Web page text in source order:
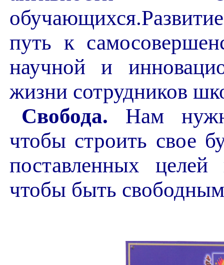
путь к
научной и
жизни сотрудников
Свобода.
Нам
чтобы строить свое
поставленных
чтобы быть